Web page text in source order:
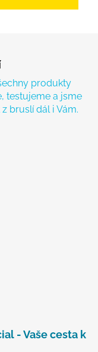
produkty
testujeme a jsme
bruslí dál i Vám.
- Vaše cesta k